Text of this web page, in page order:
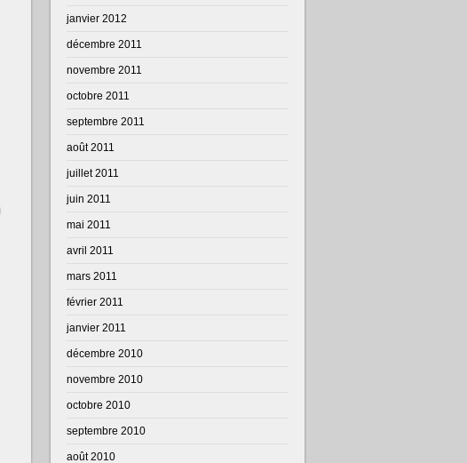
janvier 2012
décembre 2011
novembre 2011
octobre 2011
septembre 2011
août 2011
juillet 2011
juin 2011
mai 2011
avril 2011
mars 2011
février 2011
janvier 2011
décembre 2010
novembre 2010
octobre 2010
septembre 2010
août 2010